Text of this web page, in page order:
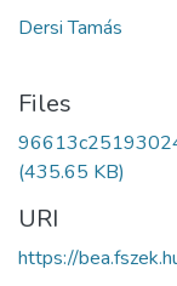
Dersi Tamás
Files
(435.65 KB)
URI
https://